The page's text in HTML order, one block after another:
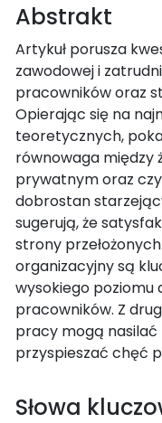
Abstrakt
Artykuł porusza
zawodowej i
pracowników oraz
Opierając się na
teoretycznych,
równowaga między
prywatnym oraz
dobrostan
sugerują, że
strony
organizacyjny są
wysokiego
pracowników. Z
pracy mogą
przyspieszać chęć
Słowa